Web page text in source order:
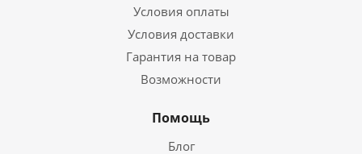
Условия оплаты
Условия доставки
Гарантия на товар
Возможности
Помощь
Блог